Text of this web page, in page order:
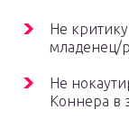
Не
младенец/
Не
Коннера в